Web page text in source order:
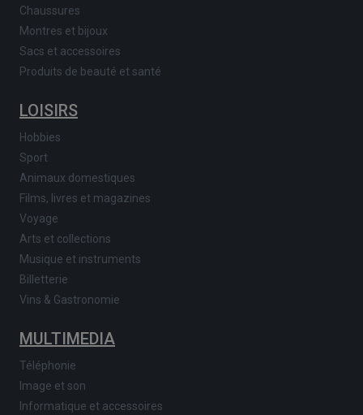
Chaussures
Montres et bijoux
Sacs et accessoires
Produits de beauté et santé
LOISIRS
Hobbies
Sport
Animaux domestiques
Films, livres et magazines
Voyage
Arts et collections
Musique et instruments
Billetterie
Vins & Gastronomie
MULTIMEDIA
Téléphonie
Image et son
Informatique et accessoires